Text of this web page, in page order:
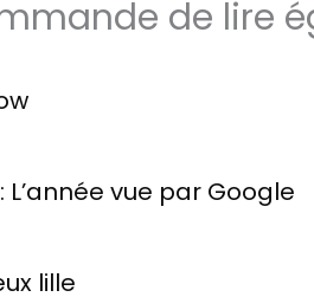
de lire
L’année vue par Google
lille